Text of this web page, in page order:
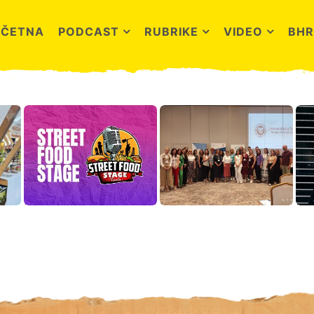
PODCAST RUBRIKE VIDEO